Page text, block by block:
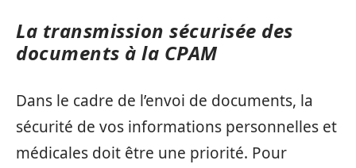
La transmission sécurisée des
documents à la CPAM
Dans le cadre de l’envoi de documents, la
sécurité de vos informations personnelles et
médicales doit être une priorité. Pour